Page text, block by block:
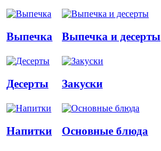
Выпечка Выпечка и десерты
Десерты Закуски
Напитки Основные блюда